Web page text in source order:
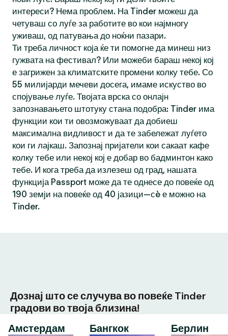
интереси? Нема проблем. На Tinder можеш да
четуваш со луѓе за работите во кои најмногу
уживаш, од патувања до ноќни пазари.
Ти треба личност која ќе ти помогне да минеш низ
гужвата на фестивал? Или можеби бараш некој кој
е загрижен за климатските промени колку тебе. Со
55 милијарди мечеви досега, имаме искуство во
спојување луѓе. Твојата врска со онлајн
запознавањето штотуку стана подобра: Tinder има
функции кои ти овозможуваат да добиеш
максимална видливост и да те забележат луѓето
кои ги лајкаш. Запознај пријатели кои сакаат кафе
колку тебе или некој кој е добар во бадминтон како
тебе. И кога треба да излезеш од град, нашата
функција Passport може да те однесе до повеќе од
190 земји на повеќе од 40 јазици—сè е можно на
Tinder.
Дознај што се случува во повеќе Tinder
градови во твоја близина!
Амстердам
Бангкок Берлин